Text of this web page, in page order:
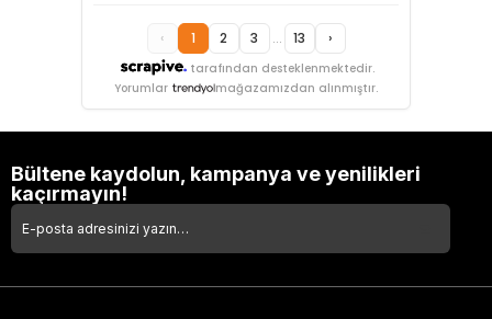
tarafından desteklenmektedir.
‹ 1 2 3 ... 13 ›
Yorumlar mağazamızdan alınmıştır.
Bültene kaydolun, kampanya ve yenilikleri
kaçırmayın!